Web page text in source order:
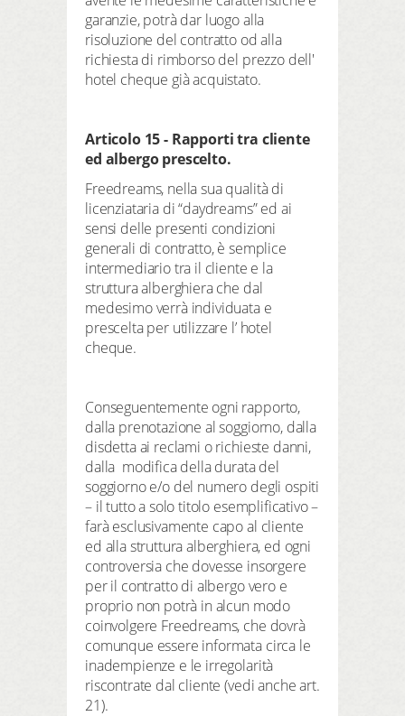
garanzie, potrà dar luogo alla
risoluzione del contratto od alla
richiesta di rimborso del prezzo dell'
hotel cheque già acquistato.
Articolo 15 - Rapporti tra cliente
ed albergo prescelto.
Freedreams, nella sua qualità di
licenziataria di “daydreams” ed ai
sensi delle presenti condizioni
generali di contratto, è semplice
intermediario tra il cliente e la
struttura alberghiera che dal
medesimo verrà individuata e
prescelta per utilizzare l’ hotel
cheque.
Conseguentemente ogni rapporto,
dalla prenotazione al soggiorno, dalla
disdetta ai reclami o richieste danni,
dalla modifica della durata del
soggiorno e/o del numero degli ospiti
– il tutto a solo titolo esemplificativo –
farà esclusivamente capo al cliente
ed alla struttura alberghiera, ed ogni
controversia che dovesse insorgere
per il contratto di albergo vero e
proprio non potrà in alcun modo
coinvolgere Freedreams, che dovrà
comunque essere informata circa le
inadempienze e le irregolarità
riscontrate dal cliente (vedi anche art.
21).